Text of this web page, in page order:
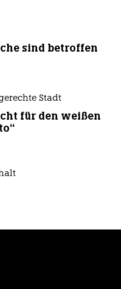
sind betroffen
Stadt
für den weißen